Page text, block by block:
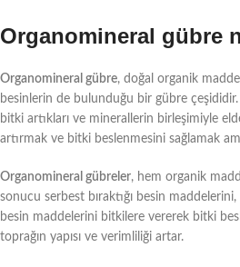
Organomineral gübre
Organomineral gübre, doğal organik
besinlerin de bulunduğu bir gübre çeşididir.
bitki artıkları ve minerallerin birleşimiyle
artırmak ve bitki beslenmesini sağlamak
Organomineral gübreler, hem organik
sonucu serbest bıraktığı besin
besin maddelerini bitkilere vererek bitki
toprağın yapısı ve verimliliği artar.